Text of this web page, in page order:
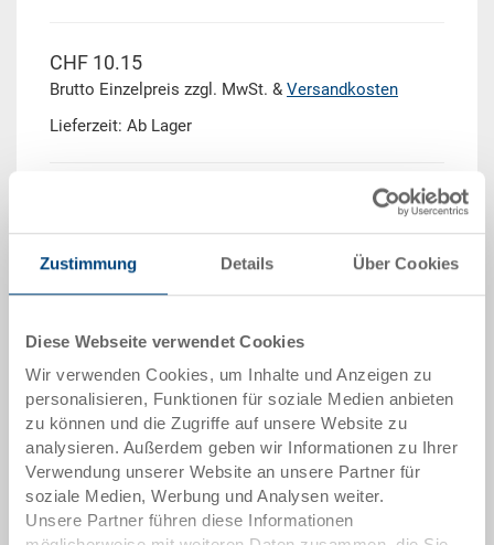
Zustimmung Details Über Cookies
Diese Webseite verwendet Cookies
Wir verwenden Cookies, um Inhalte und Anzeigen zu
personalisieren, Funktionen für soziale Medien anbieten
zu können und die Zugriffe auf unsere Website zu
analysieren. Außerdem geben wir Informationen zu Ihrer
Verwendung unserer Website an unsere Partner für
soziale Medien, Werbung und Analysen weiter.
Unsere Partner führen diese Informationen
CHF 10.15
Brutto Einzelpreis zzgl. MwSt. & Versandkosten
Lieferzeit: Ab Lager
In den Warenkorb
ab 10 Stück CHF 9.15
ab 50 Stück CHF 8.30
ab 100 Stück CHF 7.60
ab 250 Stück CHF 6.60